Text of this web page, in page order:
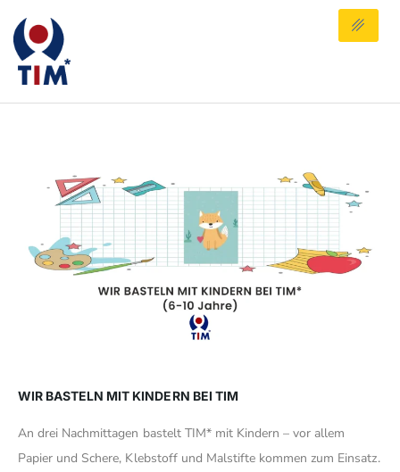
WIR BASTELN MIT KINDERN BEI TIM
An drei Nachmittagen bastelt TIM* mit Kindern – vor allem
Papier und Schere, Klebstoff und Malstifte kommen zum Einsatz.